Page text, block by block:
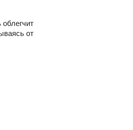
от